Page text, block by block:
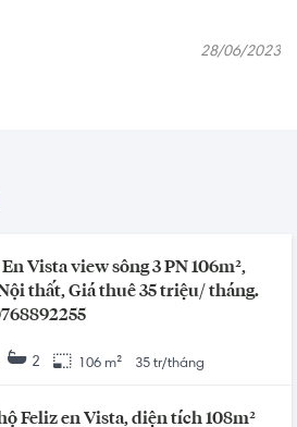
Vista view sông 3 PN 106m²,
thất, Giá thuê 35 triệu/ tháng.
2 106 m² 35 tr/tháng
Feliz en Vista, diện tích 108m²